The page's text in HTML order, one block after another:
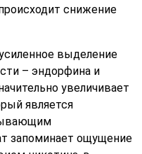
снижение
выделение
– эндорфина и
увеличивает
является
запоминает ощущение